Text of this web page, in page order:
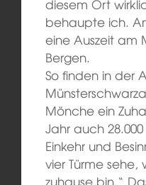
diesem Ort
behaupte ich.
eine Auszeit am
Bergen.
So finden in der
Mönche ein
Jahr auch
Einkehr und
vier Türme sehe,
zuhause bin.“